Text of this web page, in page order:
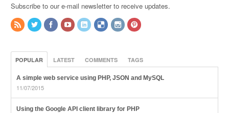
Subscribe to our e-mail newsletter to receive updates.
POPULAR LATEST COMMENTS TAGS
A simple web service using PHP, JSON and MySQL
11/07/2015
Using the Google API client library for PHP